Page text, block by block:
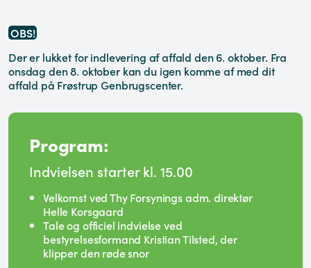
OBS!
Der er lukket for indlevering af affald den 6. oktober. Fra
onsdag den 8. oktober kan du igen komme af med dit
affald på Frøstrup Genbrugscenter.
Program:
Indvielsen starter kl. 15.00
Velkomst ved Thy Forsynings adm. direktør
Helle Korsgaard
Tale og officiel indvielse ved
bestyrelsesformand Kristian Tilsted, der
klipper den røde snor